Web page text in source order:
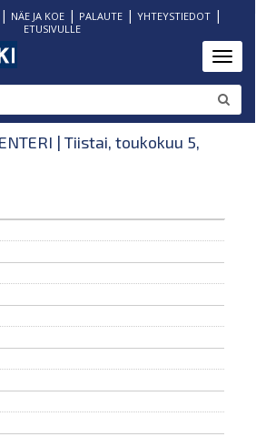
| NÄE JA KOE| PALAUTE| YHTEYSTIEDOT|
ETUSIVULLE
| Tiistai, toukokuu 5,